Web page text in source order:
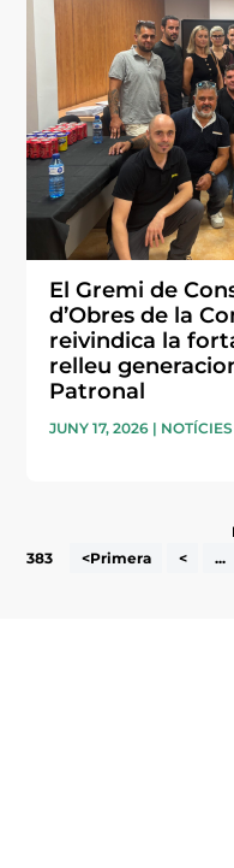
El Gremi de
d’Obres de la
reivindica la
relleu
Patronal
JUNY 17, 2026 | NOTÍCIES
383
<Primera < ...